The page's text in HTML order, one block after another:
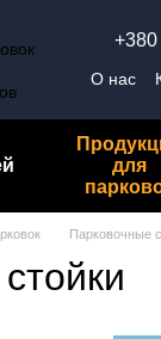
+380
О нас
для
Парковочные